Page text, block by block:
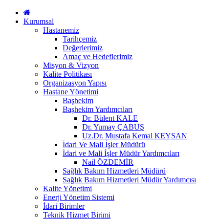
Kurumsal
Hastanemiz
Tarihçemiz
Değerlerimiz
Amaç ve Hedeflerimiz
Misyon & Vizyon
Kalite Politikası
Organizasyon Yapısı
Hastane Yönetimi
Başhekim
Başhekim Yardımcıları
Dr. Bülent KALE
Dr. Yumay ÇABUŞ
Uz.Dr. Mustafa Kemal KEYSAN
İdari Ve Mali İşler Müdürü
İdari ve Mali İşler Müdür Yardımcıları
Nail ÖZDEMİR
Sağlık Bakım Hizmetleri Müdürü
Sağlık Bakım Hizmetleri Müdür Yardımcısı
Kalite Yönetimi
Enerji Yönetim Sistemi
İdari Birimler
Teknik Hizmet Birimi